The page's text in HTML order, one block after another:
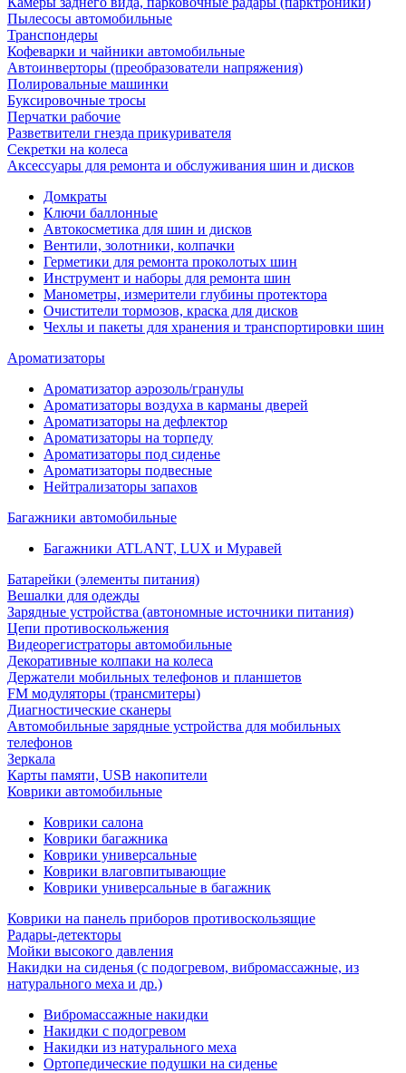
Пылесосы автомобильные
Транспондеры
Кофеварки и чайники автомобильные
Автоинверторы (преобразователи напряжения)
Полировальные машинки
Буксировочные тросы
Перчатки рабочие
Разветвители гнезда прикуривателя
Секретки на колеса
Аксессуары для ремонта и обслуживания ‎шин и дисков
Домкраты
Ключи баллонные
Автокосметика для шин и дисков
Вентили, золотники, колпачки
Герметики для ремонта проколотых шин
Инструмент и наборы для ремонта шин
Манометры, измерители глубины протектора
Очистители тормозов, краска для дисков
Чехлы и пакеты для хранения и транспортировки шин
Ароматизаторы
Ароматизатор аэрозоль/гранулы
Ароматизаторы воздуха в карманы дверей
Ароматизаторы на дефлектор
Ароматизаторы на торпеду
Ароматизаторы под сиденье
Ароматизаторы подвесные
Нейтрализаторы запахов
Багажники автомобильные
Багажники ATLANT, LUX и Муравей
Батарейки (элементы питания)
Вешалки для одежды
Зарядные устройства (автономные источники питания)
Цепи противоскольжения
Видеорегистраторы автомобильные
Декоративные колпаки на колеса
Держатели мобильных телефонов и планшетов
FM модуляторы (трансмитеры)
Диагностические сканеры
Автомобильные зарядные устройства для мобильных
телефонов
Зеркала
Карты памяти, USB накопители
Коврики автомобильные
Коврики салона
Коврики багажника
Коврики универсальные
Коврики влаговпитывающие
Коврики универсальные в багажник
Коврики на панель приборов противоскользящие
Радары-детекторы
Мойки высокого давления
Накидки на сиденья (с подогревом, вибромассажные, из
натурального меха и др.)
Вибромассажные накидки
Накидки с подогревом
Накидки из натурального меха
Ортопедические подушки на сиденье